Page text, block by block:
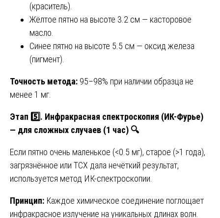
(краситель).
Жёлтое пятно на высоте 3.2 см — касторовое
масло.
Синее пятно на высоте 5.5 см — оксид железа
(пигмент).
Точность метода: 95–98% при наличии образца не
менее 1 мг.
Этап 5️⃣. Инфракрасная спектроскопия (ИК-Фурье)
— для сложных случаев (1 час) 🔍
Если пятно очень маленькое (<0.5 мг), старое (>1 года),
загрязнённое или ТСХ дала нечёткий результат,
используется метод ИК-спектроскопии.
Принцип: Каждое химическое соединение поглощает
инфракрасное излучение на уникальных длинах волн.